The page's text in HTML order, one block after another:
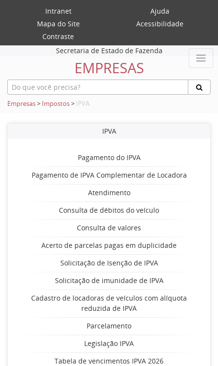
Intranet
Ajuda
Mapa do Site
Acessibilidade
Contraste
Secretaria de Estado de Fazenda
EMPRESAS
Empresas> Impostos> IPVA
IPVA
Pagamento do IPVA
Pagamento de IPVA Complementar de Locadora
Atendimento
Consulta de débitos do veículo
Consulta de valores
Acerto de parcelas pagas em duplicidade
Solicitação de Isenção de IPVA
Solicitação de imunidade de IPVA
Cadastro de locadoras de veículos com alíquota
reduzida de IPVA
Parcelamento
Legislação IPVA
Tabela de vencimentos IPVA 2026